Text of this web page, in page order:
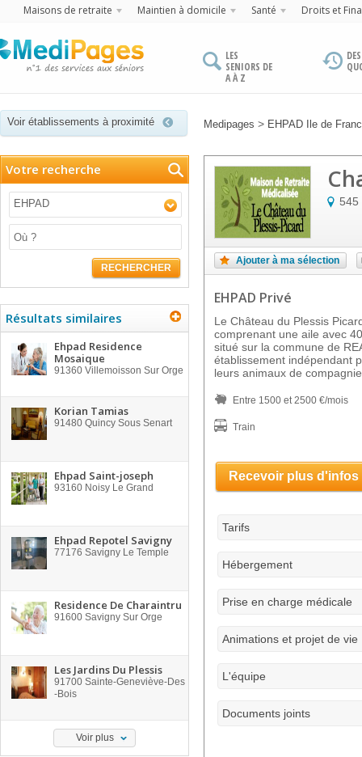
Maisons de retraite Maintien à domicile Santé Droits et
LES
SENIORS DE
A À Z
Voir établissements à proximité Medipages > EHPAD Ile de
Votre recherche
EHPAD
RECHERCHER
Résultats similaires
Ehpad Residence
Mosaique
91360 Villemoisson Sur Orge
Korian Tamias
91480 Quincy Sous Senart
Ehpad Saint-joseph
93160 Noisy Le Grand
Ehpad Repotel Savigny
77176 Savigny Le Temple
Residence De Charaintru
91600 Savigny Sur Orge
Les Jardins Du Plessis
91700 Sainte-Geneviève-Des
-Bois
Voir plus
545
Ajouter à ma sélection
EHPAD Privé
Le Château du Plessis
comprenant une aile avec
situé sur la commune de
établissement indépendant
leurs animaux de
Entre 1500 et 2500 €/mois
Train
Recevoir plus d'infos
Tarifs
Hébergement
Prise en charge médicale
Animations et projet de vie
L'équipe
Documents joints